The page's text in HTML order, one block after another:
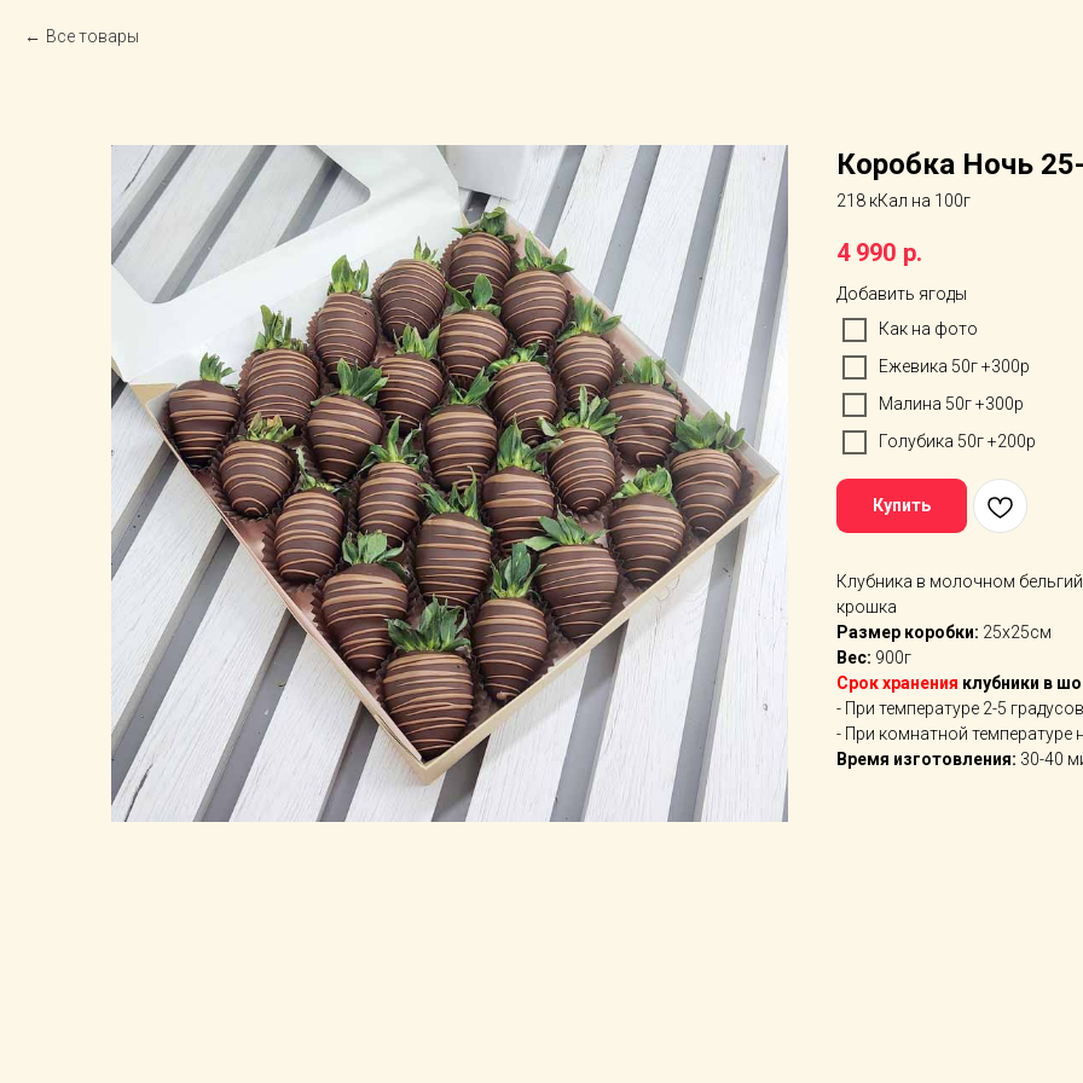
Все товары
Коробка Ночь
218 кКал на 100г
4 990 р.
Добавить ягоды
Как на фото
Ежевика 50г +300р
Малина 50г +300р
Голубика 50г +200р
Купить
Клубника в молочном
крошка
Размер коробки: 25х25см
Вес: 900г
Срок хранения клубники в
- При температуре 2-5
- При комнатной температуре
Время изготовления: 30-40